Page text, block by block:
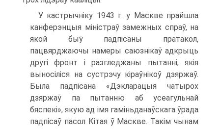
У кастрычніку 1943 г. у Маскве прайшла
канферэнцыя міністраў замежных спраў, на
якой быў падпісаны пратакол,
пацвярджаючы намеры саюзнікаў адкрыць
другі фронт і разгледжаны пытанні, якія
выносіліся на сустрэчу кіраўнікоў дзяржаў.
Была падпісана «Дэкларацыя чатырох
дзяржаў па пытанню аб усеагульнай
бяспекі», якую ад імя гаміньданаўскага ўрада
падпісаў пасол Кітая ў Маскве. Такім чынам